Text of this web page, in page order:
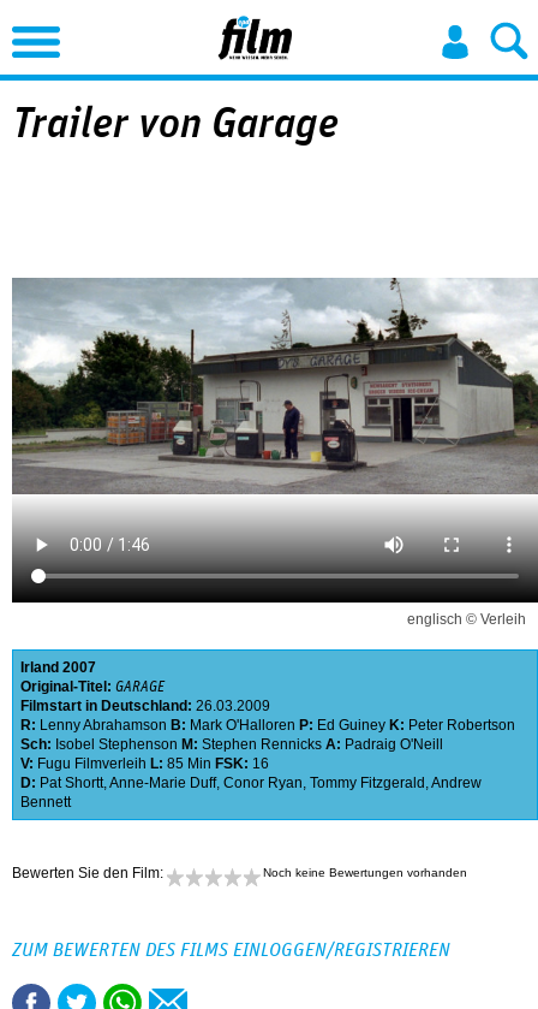
Jump to Navigation
Trailer von Garage
englisch © Verleih
Irland 2007
Original-Titel: GARAGE
Filmstart in Deutschland: 26.03.2009
R: Lenny Abrahamson B: Mark O'Halloren P: Ed Guiney K: Peter Robertson
Sch: Isobel Stephenson M: Stephen Rennicks A: Padraig O'Neill
V: Fugu Filmverleih L: 85 Min FSK: 16
D: Pat Shortt,Anne-Marie Duff, Conor Ryan, Tommy Fitzgerald ,Andrew
Bennett
Bewerten Sie den Film: Noch keine Bewertungen vorhanden
ZUM BEWERTEN DES FILMS EINLOGGEN/REGISTRIEREN